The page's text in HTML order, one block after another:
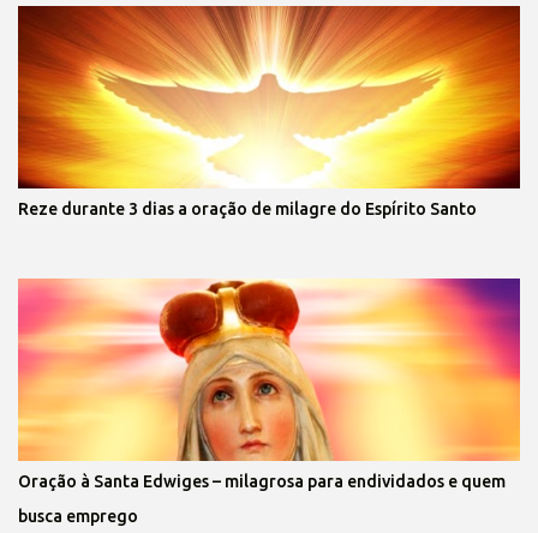
Reze durante 3 dias a oração de milagre do Espírito Santo
Oração à Santa Edwiges – milagrosa para endividados e quem
busca emprego